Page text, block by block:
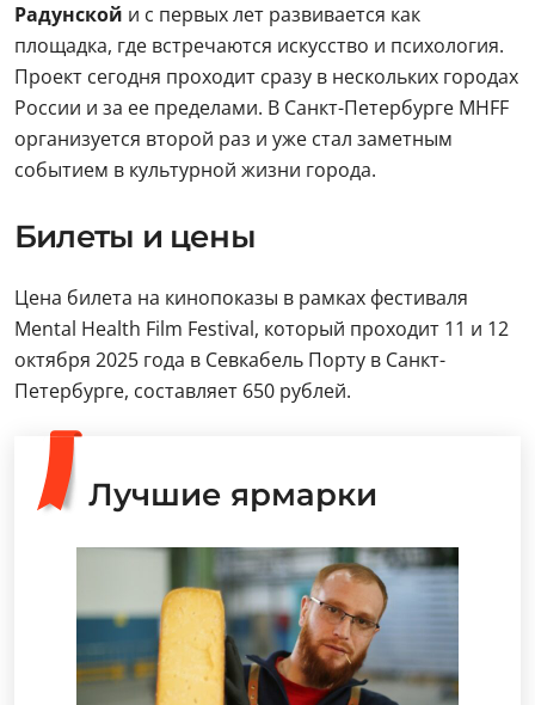
Радунской и с первых лет развивается как
площадка, где встречаются искусство и психология.
Проект сегодня проходит сразу в нескольких городах
России и за ее пределами. В Санкт-Петербурге MHFF
организуется второй раз и уже стал заметным
событием в культурной жизни города.
Билеты и цены
Цена билета на кинопоказы в рамках фестиваля
Mental Health Film Festival, который проходит 11 и 12
октября 2025 года в Севкабель Порту в Санкт-
Петербурге, составляет 650 рублей.
Лучшие ярмарки